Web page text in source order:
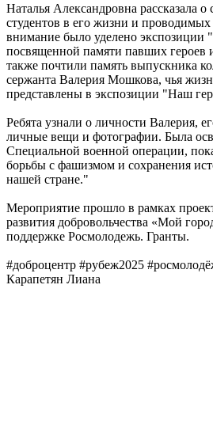
Наталья Александровна рассказала о
студентов в его жизни и
внимание было уделено экспозиции
посвященной памяти павших героев
также почтили память выпускника
сержанта Валерия Мошкова, чья
представлены в экспозиции "Наш
Ребята узнали о личности Валерия,
личные вещи и фотографии. Была
Специальной военной операции,
борьбы с фашизмом и сохранения
нашей стране."
Мероприятие прошло в рамках
развития добровольчества «Мой
поддержке Росмолодежь. Гранты.
#доброцентр #рубеж2025
Карапетян Лиана